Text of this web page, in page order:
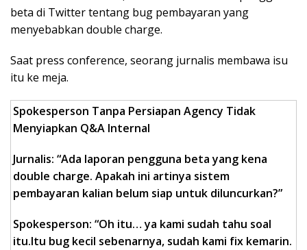
beta di Twitter tentang bug pembayaran yang
menyebabkan double charge.
Saat press conference, seorang jurnalis membawa isu
itu ke meja.
Spokesperson Tanpa Persiapan Agency Tidak
Menyiapkan Q&A Internal
Jurnalis: “Ada laporan pengguna beta yang kena
double charge. Apakah ini artinya sistem
pembayaran kalian belum siap untuk diluncurkan?”
Spokesperson: “Oh itu… ya kami sudah tahu soal
itu.Itu bug kecil sebenarnya, sudah kami fix kemarin.